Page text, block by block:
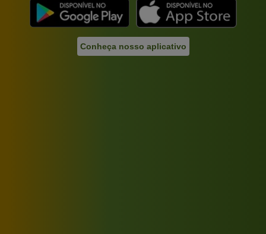
Conheça nosso aplicativo